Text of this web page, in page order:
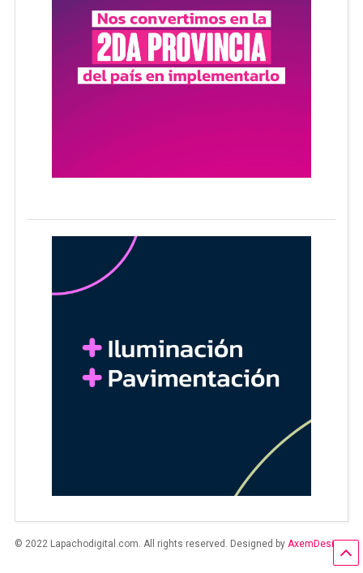
© 2022 Lapachodigital.com. All rights reserved. Designed by AxemDesign